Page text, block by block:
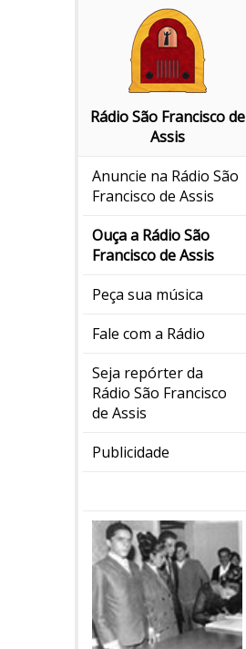
Rádio São Francisco de
Assis
Anuncie na Rádio São
Francisco de Assis
Ouça a Rádio São
Francisco de Assis
Peça sua música
Fale com a Rádio
Seja repórter da
Rádio São Francisco
de Assis
Publicidade